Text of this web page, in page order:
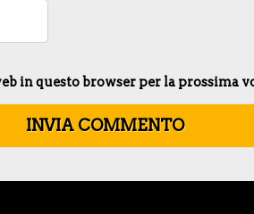
in questo browser per la prossima